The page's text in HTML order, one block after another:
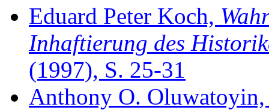
Eduard Peter Koch,
Inhaftierung des
(1997), S. 25-31
Anthony O.